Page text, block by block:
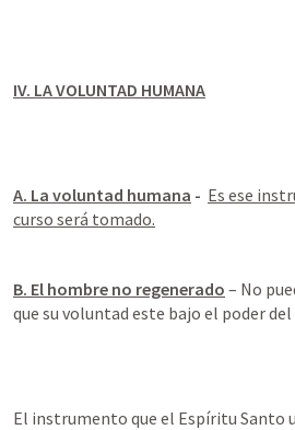
IV. LA VOLUNTAD HUMANA
A. La voluntad humana - Es ese
curso será tomado.
B. El hombre no regenerado – No
que su voluntad este bajo el poder
El instrumento que el Espíritu Santo